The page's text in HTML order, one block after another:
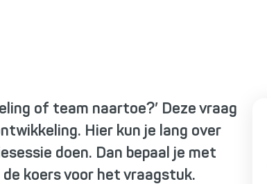
of team naartoe?’ Deze vraag
Hier kun je lang over
doen. Dan bepaal je met
koers voor het vraagstuk.